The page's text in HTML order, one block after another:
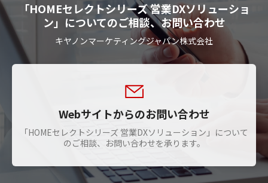
「HOMEセレクトシリーズ 営業DXソリューショ
ン」についてのご相談、お問い合わせ
キヤノンマーケティングジャパン株式会社
Webサイトからのお問い合わせ
「HOMEセレクトシリーズ 営業DXソリューション」について
のご相談、お問い合わせを承ります。